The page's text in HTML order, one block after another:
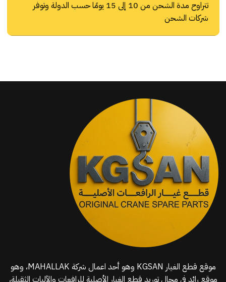
تتراوح مدة الشحن من 10 إلى 15 يومًا حسب الدولة وتوفر
شركات الشحن
موقع قطع الغيار KGSAN وهو أحد اعمال شركة MAHALLAK، وهو
موقع رائد في مجال توريد قطع الغيار الأصلية للرافعات والآليات الثقيلة،